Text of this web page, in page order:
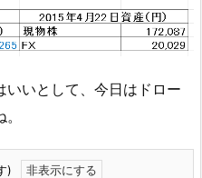
いいとして、今日はドロー
)